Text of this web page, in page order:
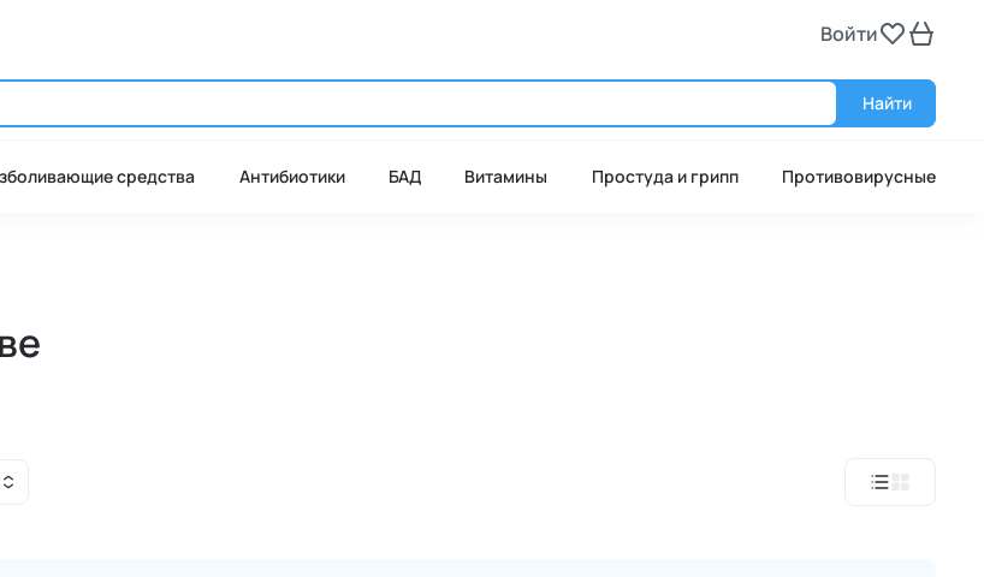
Войти
Найти
средства Антибиотики БАД Витамины Простуда и грипп Противовирусные